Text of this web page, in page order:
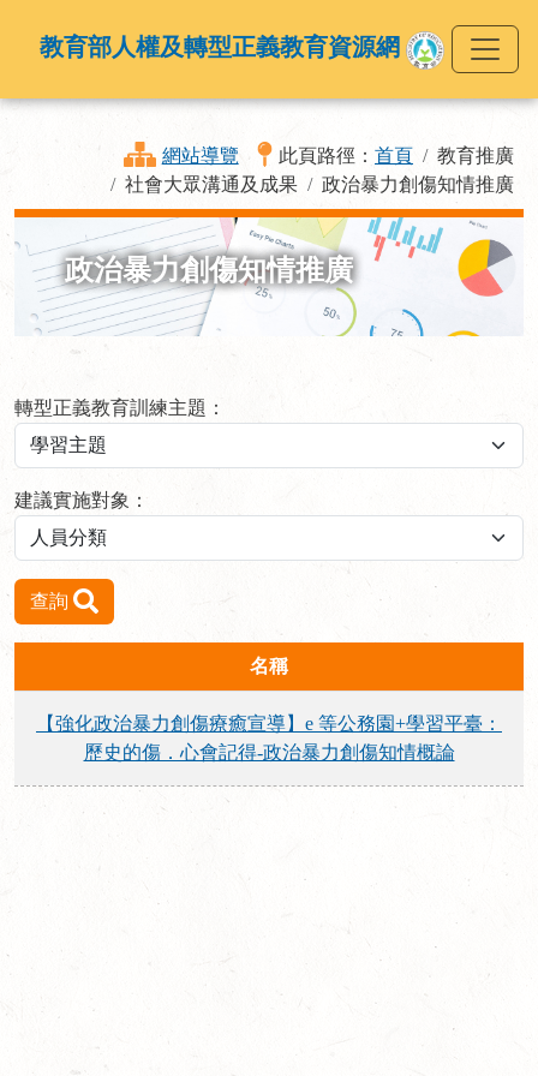
教育部人權及轉型正義教育資源網
網站導覽 此頁路徑： 首頁
教育推廣
社會大眾溝通及成果
政治暴力創傷知情推廣
政治暴力創傷知情推廣
轉型正義教育訓練主題：
建議實施對象：
查詢
名稱
【強化政治暴力創傷療癒宣導】e 等公務園+學習平臺：
歷史的傷．心會記得-政治暴力創傷知情概論